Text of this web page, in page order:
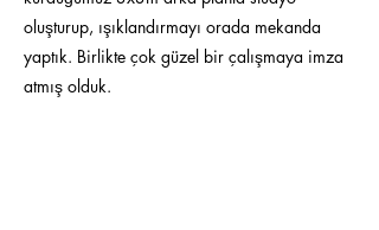
oluşturup, ışıklandırmayı orada mekanda
yaptık. Birlikte çok güzel bir çalışmaya imza
atmış olduk.